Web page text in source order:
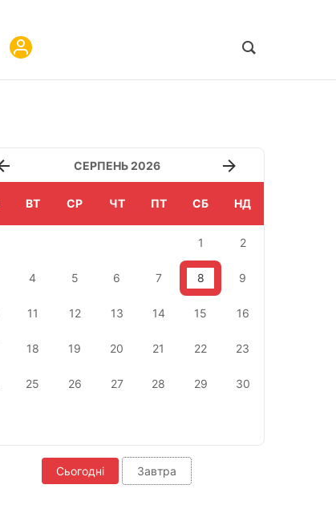
СЕРПЕНЬ 2026
ВТ СР ЧТ ПТ СБ НД
1 2
4 5 6 7 8 9
11 12 13 14 15 16
18 19 20 21 22 23
25 26 27 28 29 30
Сьогодні Завтра